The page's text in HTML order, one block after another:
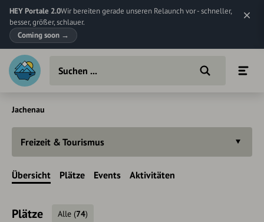
HEY Portale 2.0Wir bereiten gerade unseren Relaunch vor - schneller,
besser, größer, schlauer.
Coming soon →
Jachenau
Freizeit & Tourismus
Übersicht Plätze Events Aktivitäten
Plätze Alle (74)